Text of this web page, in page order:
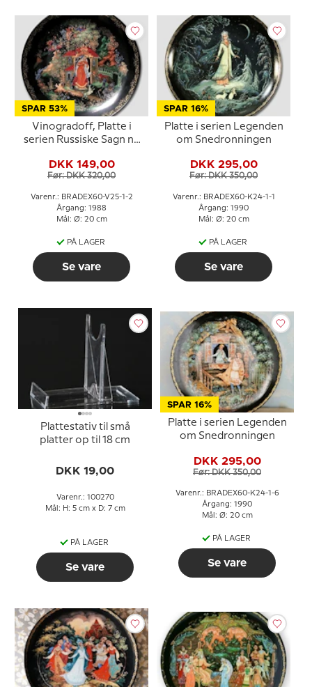
SPAR 53%
Vinogradoff, Platte i
serien Russiske Sagn nr.
DKK 149,00
Før: DKK 320,00
Varenr.: BRADEX60-V25-1-2
Årgang: 1988
Mål: Ø: 20 cm
PÅ LAGER
Se vare
SPAR 16%
Platte i serien Legenden
om Snedronningen
DKK 295,00
Før: DKK 350,00
Varenr.: BRADEX60-K24-1-1
Årgang: 1990
Mål: Ø: 20 cm
PÅ LAGER
Se vare
Plattestativ til små
platter op til 18 cm
DKK 19,00
Varenr.: 100270
Mål: H: 5 cm x D: 7 cm
PÅ LAGER
Se vare
SPAR 16%
Platte i serien Legenden
om Snedronningen
DKK 295,00
Før: DKK 350,00
Varenr.: BRADEX60-K24-1-6
Årgang: 1990
Mål: Ø: 20 cm
PÅ LAGER
Se vare